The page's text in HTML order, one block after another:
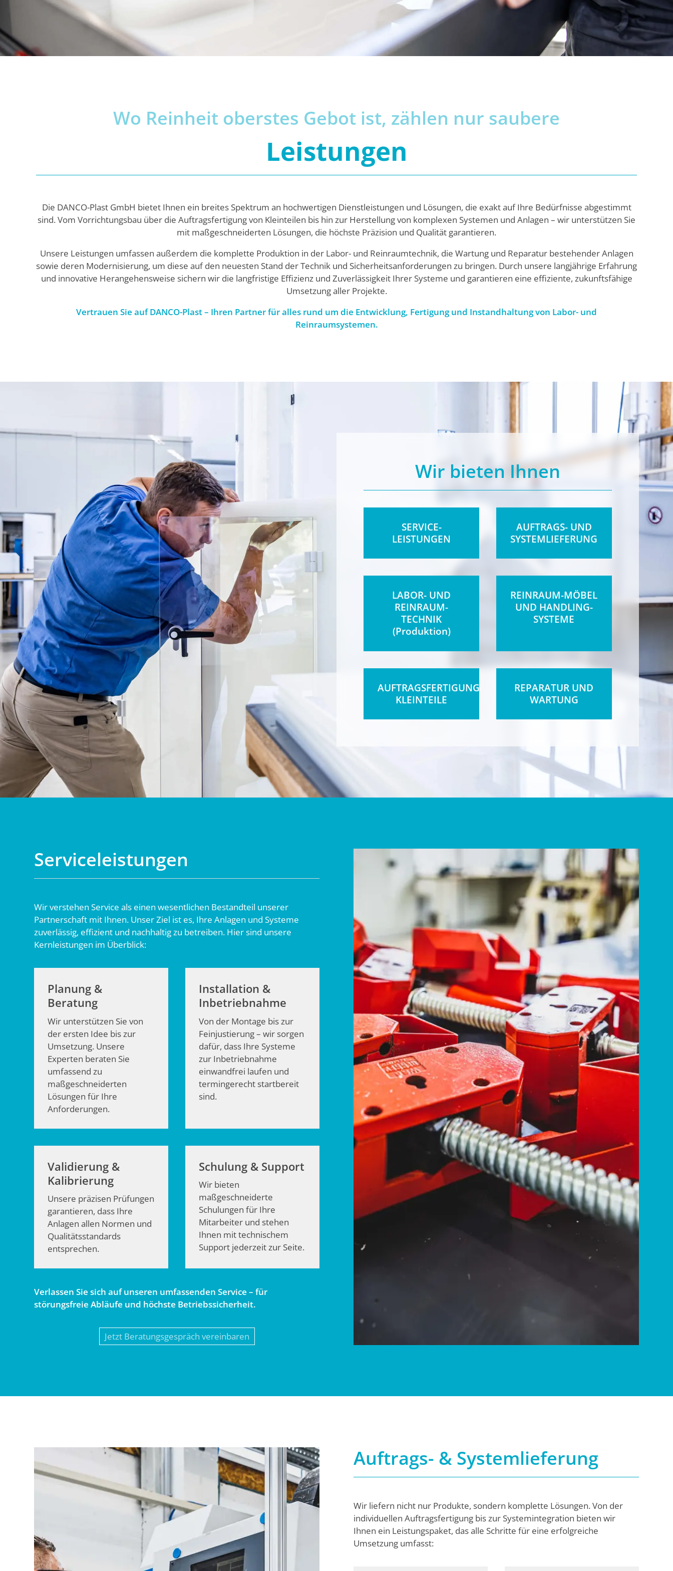
Wo Reinheit oberstes Gebot ist, zählen nur saubere
Leistungen
Die DANCO-Plast GmbH bietet Ihnen ein breites Spektrum an hochwertigen Dienstleistungen und Lösungen, die exakt auf Ihre Bedürfnisse abgestimmt
sind. Vom Vorrichtungsbau über die Auftragsfertigung von Kleinteilen bis hin zur Herstellung von komplexen Systemen und Anlagen – wir unterstützen Sie
mit maßgeschneiderten Lösungen, die höchste Präzision und Qualität garantieren.
Unsere Leistungen umfassen außerdem die komplette Produktion in der Labor- und Reinraumtechnik, die Wartung und Reparatur bestehender Anlagen
sowie deren Modernisierung, um diese auf den neuesten Stand der Technik und Sicherheitsanforderungen zu bringen. Durch unsere langjährige Erfahrung
und innovative Herangehensweise sichern wir die langfristige Effizienz und Zuverlässigkeit Ihrer Systeme und garantieren eine effiziente, zukunftsfähige
Umsetzung aller Projekte.
Vertrauen Sie auf DANCO-Plast – Ihren Partner für alles rund um die Entwicklung, Fertigung und Instandhaltung von Labor- und
Reinraumsystemen.
Wir bieten Ihnen
SERVICE-
LEISTUNGEN
AUFTRAGS- UND
SYSTEMLIEFERUNG
LABOR- UND
REINRAUM-
TECHNIK
(Produktion)
REINRAUM-MÖBEL
UND HANDLING-
SYSTEME
AUFTRAGSFERTIGUNG
KLEINTEILE
REPARATUR UND
WARTUNG
Serviceleistungen
Wir verstehen Service als einen wesentlichen Bestandteil unserer
Partnerschaft mit Ihnen. Unser Ziel ist es, Ihre Anlagen und Systeme
zuverlässig, effizient und nachhaltig zu betreiben. Hier sind unsere
Kernleistungen im Überblick:
Planung &
Beratung
Wir unterstützen Sie von
der ersten Idee bis zur
Umsetzung. Unsere
Experten beraten Sie
umfassend zu
maßgeschneiderten
Lösungen für Ihre
Anforderungen.
Installation &
Inbetriebnahme
Von der Montage bis zur
Feinjustierung – wir sorgen
dafür, dass Ihre Systeme
zur Inbetriebnahme
einwandfrei laufen und
termingerecht startbereit
sind.
Validierung &
Kalibrierung
Unsere präzisen Prüfungen
garantieren, dass Ihre
Anlagen allen Normen und
Qualitätsstandards
entsprechen.
Schulung & Support
Wir bieten
maßgeschneiderte
Schulungen für Ihre
Mitarbeiter und stehen
Ihnen mit technischem
Support jederzeit zur Seite.
Verlassen Sie sich auf unseren umfassenden Service – für
störungsfreie Abläufe und höchste Betriebssicherheit.
Jetzt Beratungsgespräch vereinbaren
Auftrags- & Systemlieferung
Wir liefern nicht nur Produkte, sondern komplette Lösungen. Von der
individuellen Auftragsfertigung bis zur Systemintegration bieten wir
Ihnen ein Leistungspaket, das alle Schritte für eine erfolgreiche
Umsetzung umfasst: